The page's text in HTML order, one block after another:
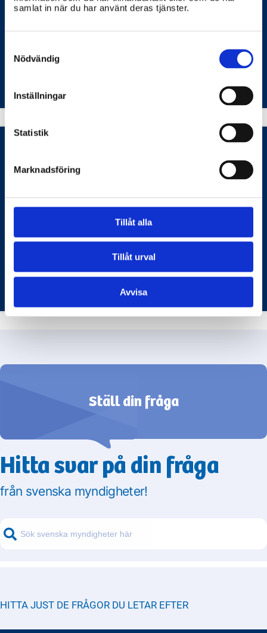
samlat in när du har använt deras tjänster.
Selection
Nödvändig
Inställningar
Statistik
Marknadsföring
Tillåt alla
Tillåt urval
Avvisa
Att minska energiförbrukningen i hemmet är viktigt
produkter som omfattas.
ELSÄKERHETSVERKET
Ställ din fråga
Hitta svar på din fråga
från svenska myndigheter!
HITTA JUST DE FRÅGOR DU LETAR EFTER